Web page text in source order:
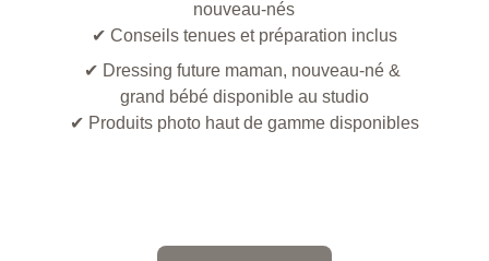
nouveau-nés
✔ Conseils tenues et préparation inclus
✔ Dressing future maman, nouveau-né &
grand bébé disponible au studio
✔ Produits photo haut de gamme disponibles